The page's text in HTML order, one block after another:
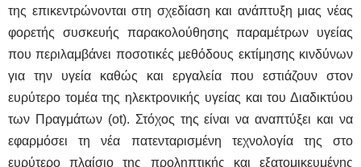
της επικεντρώνονται στη σχεδίαση και ανάπτυξη μιας νέας
φορετής συσκευής παρακολούθησης παραμέτρων υγείας
που περιλαμβάνει ποσοτικές μεθόδους εκτίμησης κινδύνων
για την υγεία καθώς και εργαλεία που εστιάζουν στον
ευρύτερο τομέα της ηλεκτρονικής υγείας και του Διαδικτύου
των Πραγμάτων (ot). Στόχος της είναι να αναπτύξει και να
εφαρμόσει τη νέα πατενταρισμένη τεχνολογία της στο
ευρύτερο πλαίσιο της προληπτικής και εξατομικευμένης